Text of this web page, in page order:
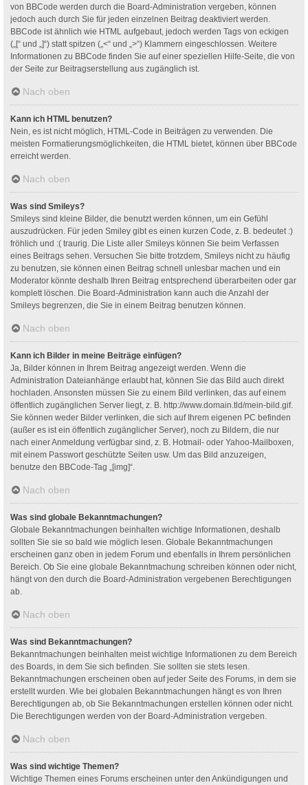
von BBCode werden durch die Board-Administration vergeben, können
jedoch auch durch Sie für jeden einzelnen Beitrag deaktiviert werden.
BBCode ist ähnlich wie HTML aufgebaut, jedoch werden Tags von eckigen
(„[“ und „]“) statt spitzen („<“ und „>“) Klammern eingeschlossen. Weitere
Informationen zu BBCode finden Sie auf einer speziellen Hilfe-Seite, die von
der Seite zur Beitragserstellung aus zugänglich ist.
Nach oben
Kann ich HTML benutzen?
Nein, es ist nicht möglich, HTML-Code in Beiträgen zu verwenden. Die
meisten Formatierungsmöglichkeiten, die HTML bietet, können über BBCode
erreicht werden.
Nach oben
Was sind Smileys?
Smileys sind kleine Bilder, die benutzt werden können, um ein Gefühl
auszudrücken. Für jeden Smiley gibt es einen kurzen Code, z. B. bedeutet :)
fröhlich und :( traurig. Die Liste aller Smileys können Sie beim Verfassen
eines Beitrags sehen. Versuchen Sie bitte trotzdem, Smileys nicht zu häufig
zu benutzen, sie können einen Beitrag schnell unlesbar machen und ein
Moderator könnte deshalb Ihren Beitrag entsprechend überarbeiten oder gar
komplett löschen. Die Board-Administration kann auch die Anzahl der
Smileys begrenzen, die Sie in einem Beitrag benutzen können.
Nach oben
Kann ich Bilder in meine Beiträge einfügen?
Ja, Bilder können in Ihrem Beitrag angezeigt werden. Wenn die
Administration Dateianhänge erlaubt hat, können Sie das Bild auch direkt
hochladen. Ansonsten müssen Sie zu einem Bild verlinken, das auf einem
öffentlich zugänglichen Server liegt, z. B. http://www.domain.tld/mein-bild.gif.
Sie können weder Bilder verlinken, die sich auf Ihrem eigenen PC befinden
(außer es ist ein öffentlich zugänglicher Server), noch zu Bildern, die nur
nach einer Anmeldung verfügbar sind, z. B. Hotmail- oder Yahoo-Mailboxen,
mit einem Passwort geschützte Seiten usw. Um das Bild anzuzeigen,
benutze den BBCode-Tag „[img]“.
Nach oben
Was sind globale Bekanntmachungen?
Globale Bekanntmachungen beinhalten wichtige Informationen, deshalb
sollten Sie sie so bald wie möglich lesen. Globale Bekanntmachungen
erscheinen ganz oben in jedem Forum und ebenfalls in Ihrem persönlichen
Bereich. Ob Sie eine globale Bekanntmachung schreiben können oder nicht,
hängt von den durch die Board-Administration vergebenen Berechtigungen
ab.
Nach oben
Was sind Bekanntmachungen?
Bekanntmachungen beinhalten meist wichtige Informationen zu dem Bereich
des Boards, in dem Sie sich befinden. Sie sollten sie stets lesen.
Bekanntmachungen erscheinen oben auf jeder Seite des Forums, in dem sie
erstellt wurden. Wie bei globalen Bekanntmachungen hängt es von Ihren
Berechtigungen ab, ob Sie Bekanntmachungen erstellen können oder nicht.
Die Berechtigungen werden von der Board-Administration vergeben.
Nach oben
Was sind wichtige Themen?
Wichtige Themen eines Forums erscheinen unter den Ankündigungen und